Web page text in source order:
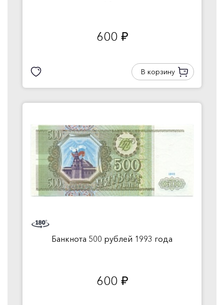
600 руб.
В корзину
Банкнота 500 рублей 1993 года
600 руб.